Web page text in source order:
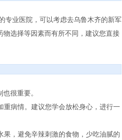
专业医院，可以考虑去乌鲁木齐的新军
选择等因素而有所不同，建议您直接
很重要。
重病情。建议您学会放松身心，进行一
，避免辛辣刺激的食物，少吃油腻的